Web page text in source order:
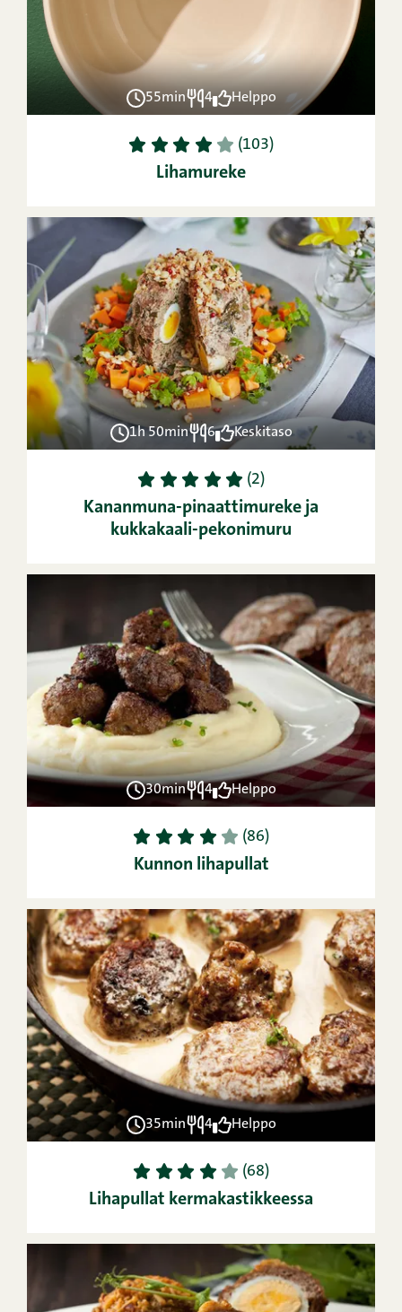
55min 4 Helppo
1 2 3 4 5 (103)
Lihamureke
1h 50min 6 Keskitaso
1 2 3 4 5 (2)
Kananmuna-pinaattimureke ja
kukkakaali-pekonimuru
30min 4 Helppo
1 2 3 4 5 (86)
Kunnon lihapullat
35min 4 Helppo
1 2 3 4 5 (68)
Lihapullat kermakastikkeessa